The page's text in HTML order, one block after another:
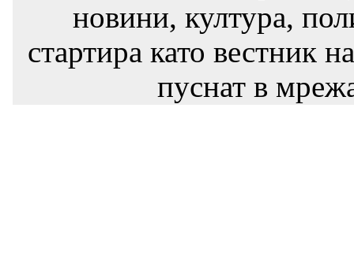
новини, култура,
стартира като вестник
пуснат в